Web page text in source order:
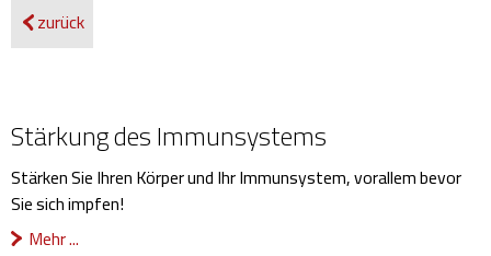
zurück
Stärkung des Immunsystems
Stärken Sie Ihren Körper und Ihr Immunsystem, vorallem bevor
Sie sich impfen!
Mehr ...